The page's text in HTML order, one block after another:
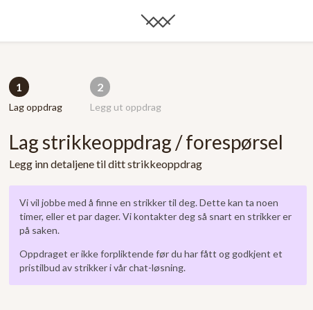
1
Lag oppdrag
2
Legg ut oppdrag
Lag strikkeoppdrag / forespørsel
Legg inn detaljene til ditt strikkeoppdrag
Vi vil jobbe med å finne en strikker til deg. Dette kan ta noen
timer, eller et par dager. Vi kontakter deg så snart en strikker er
på saken.
Oppdraget er ikke forpliktende før du har fått og godkjent et
pristilbud av strikker i vår chat-løsning.